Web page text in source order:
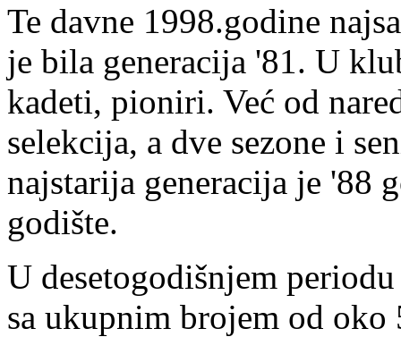
Te davne 1998.godine
je bila generacija '81. U
kadeti, pioniri. Već od
selekcija, a dve sezone i
najstarija generacija je '88
godište.
U desetogodišnjem
sa ukupnim brojem od oko